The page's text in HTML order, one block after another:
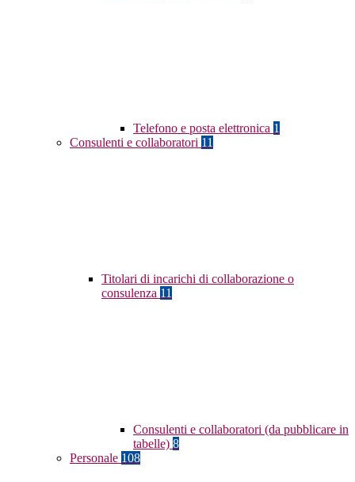
Telefono e posta elettronica 1
Consulenti e collaboratori 11
Titolari di incarichi di collaborazione o
consulenza 11
Consulenti e collaboratori (da pubblicare in
tabelle) 8
Personale 108